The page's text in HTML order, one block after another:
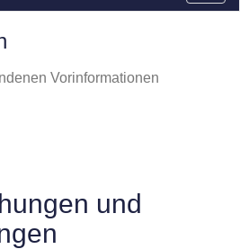
Vorinformationen
und